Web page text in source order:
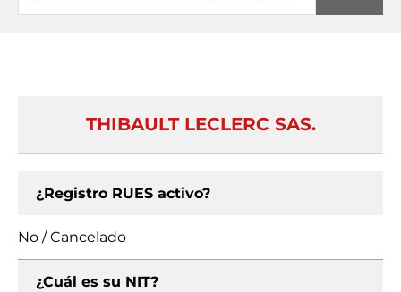
THIBAULT LECLERC SAS.
¿Registro RUES activo?
No / Cancelado
¿Cuál es su NIT?